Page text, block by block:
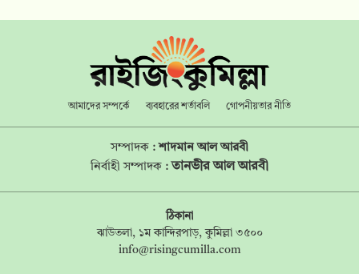
আমাদের সম্পর্কে ব্যবহারের শর্তাবলি গোপনীয়তার নীতি
সম্পাদক :শাদমান আল আরবী
নির্বাহী সম্পাদক : তানভীর আল আরবী
ঠিকানা
ঝাউতলা, ১ম কান্দিরপাড়, কুমিল্লা ৩৫০০
info@risingcumilla.com